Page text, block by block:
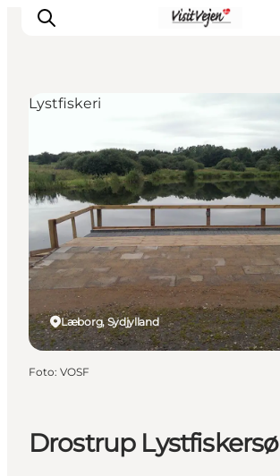
Spise
Sove
Natur
Se og oplev
Byer
Events
Udforsk
Drostrup Lystfiskersø
Læborg, Sydjylland
Lystfiskeri
Foto: VOSF